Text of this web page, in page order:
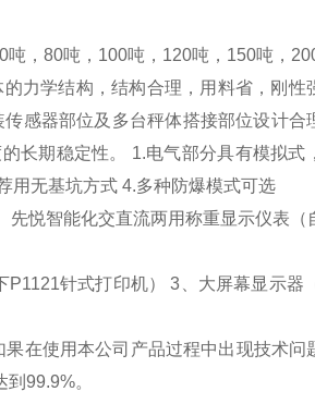
吨， 80吨， 100吨， 120吨， 150吨，
力学结构，结构合理，用料省，刚性
传感器部位及多台秤体搭接部位设计合
长期稳定性。
1.电气部分具有模拟式
用无基坑方式4.多种防爆模式可选
、先悦智能化交直流两用称重显示仪表 （
P1121针式打印机） 3 、大屏幕显示器
果在使用本公司产品过程中出现技术问
到 99.9%。